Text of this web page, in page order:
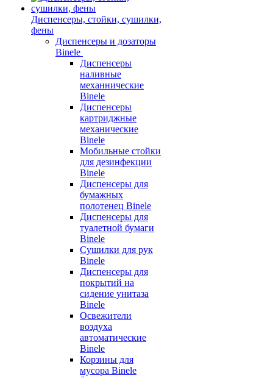
Диспенсеры, стойки, сушилки,
фены
Диспенсеры и дозаторы
Binele
Диспенсеры
наливные
механнические
Binele
Диспенсеры
картриджные
механические
Binele
Мобильные стойки
для дезинфекции
Binele
Диспенсеры для
бумажных
полотенец Binele
Диспенсеры для
туалетной бумаги
Binele
Сушилки для рук
Binele
Диспенсеры для
покрытий на
сидение унитаза
Binele
Освежители
воздуха
автоматические
Binele
Корзины для
мусора Binele